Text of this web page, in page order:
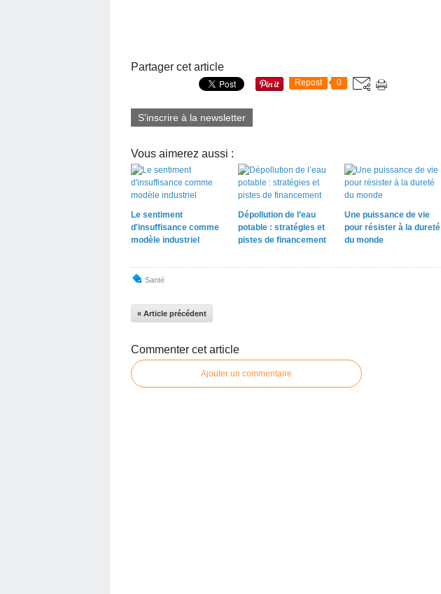
Partager cet article
Repost 0
S'inscrire à la newsletter
Vous aimerez aussi :
Le sentiment
d'insuffisance comme
modèle industriel
Dépollution de l’eau
potable : stratégies et
pistes de financement
Une puissance de vie
pour résister à la dureté
du monde
Santé
« Article précédent
Commenter cet article
Ajouter un commentaire